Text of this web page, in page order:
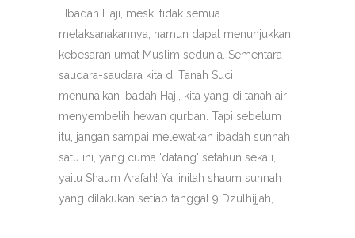
Ibadah Haji, meski tidak semua
melaksanakannya, namun dapat menunjukkan
kebesaran umat Muslim sedunia. Sementara
saudara-saudara kita di Tanah Suci
menunaikan ibadah Haji, kita yang di tanah air
menyembelih hewan qurban. Tapi sebelum
itu, jangan sampai melewatkan ibadah sunnah
satu ini, yang cuma 'datang' setahun sekali,
yaitu Shaum Arafah! Ya, inilah shaum sunnah
yang dilakukan setiap tanggal 9 Dzulhijjah,...